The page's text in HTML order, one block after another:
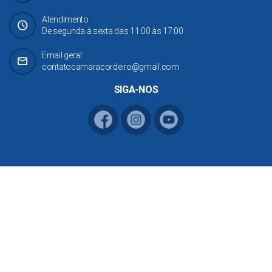
Schedule
Atendimento
De segunda à sexta das 11:00 às 17:00
mail
Email geral
contatocamaracordeiro@gmail.com
SIGA-NOS